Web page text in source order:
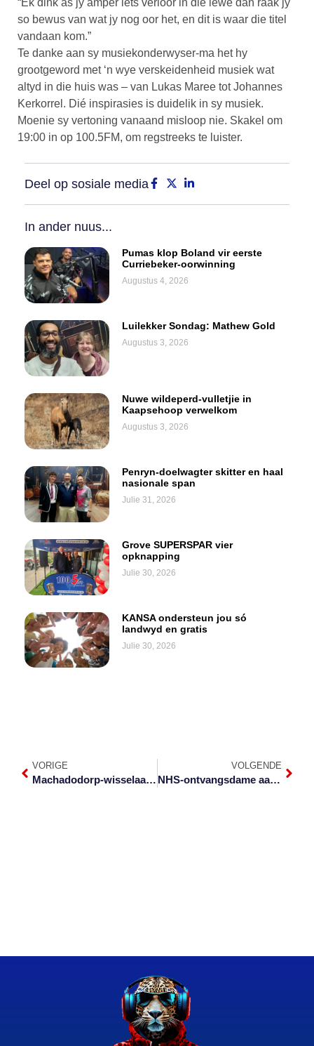
“Ek dink as jy amper iets verloor in die lewe dan raak jy
so bewus van wat jy nog oor het, en dit is waar die titel
vandaan kom.”
Te danke aan sy musiekonderwyser-ma het hy
grootgeword met ‘n wye verskeidenheid musiek wat
altyd in die huis was – van Lukas Maree tot Johannes
Kerkorrel. Dié inspirasies is duidelik in sy musiek.
Moenie sy vertoning vanaand misloop nie. Skakel om
19:00 in op 100.5FM, om regstreeks te luister.
Deel op sosiale media
In ander nuus...
Pumas klop Boland vir eerste
Curriebeker-oorwinning
Augustus 4, 2026
Luilekker Sondag: Mathew Gold
Augustus 3, 2026
Nuwe wildeperd-vulletjie in
Kaapsehoop verwelkom
Augustus 3, 2026
Penryn-doelwagter skitter en haal
nasionale span
Julie 31, 2026
Grove SUPERSPAR vier
opknapping
Julie 30, 2026
KANSA ondersteun jou só
landwyd en gratis
Julie 30, 2026
VORIGE
Machadodorp-wisselaar op N4 amptelik geopen
VOLGENDE
NHS-ontvangsdame aangewys as Kantoorkampioen 2021